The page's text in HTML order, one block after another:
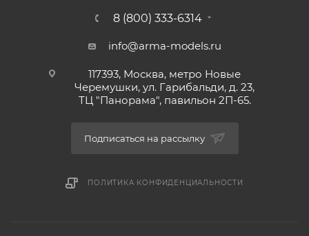
8 (800) 333-6314
info@arma-models.ru
117393, Москва, метро Новые
Черемушки, ул. Гарибальди, д. 23,
ТЦ "Панорама", павильон 2П-65.
Подписаться на рассылку
ПОЛИТИКА КОНФИДЕНЦИАЛЬНОСТИ